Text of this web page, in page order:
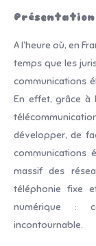
Présentation
A l’heure où, en
temps que les
communications
En effet, grâce à
développer, de
communications
massif des
téléphonie fixe
numérique :
incontournable.